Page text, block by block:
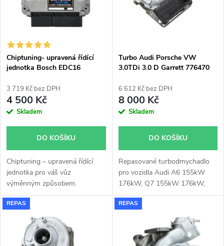
í
p
r
o
u
k
t
s
p
r
o
d
u
k
Chiptuning- upravená řídící
jednotka Bosch EDC16
3 719 Kč bez DPH
4 500 Kč
Skladem
DO KOŠÍKU
Chiptuning – upravená řídící
jednotka pro váš vůz
výměnným způsobem.
Turbo Audi Porsche VW
3.0TDi 3.0 D Garrett 776470
6 612 Kč bez DPH
8 000 Kč
Skladem
DO KOŠÍKU
Repasované turbodmychadlo
pro vozidla Audi A6 155kW
176kW, Q7 155kW 176kW,
Porsche Cayenne 176kW, VW
Phaeton 171kW 176kW
180kW, VW Touareg 150kW
155kW 176kW
REPAS REPAS